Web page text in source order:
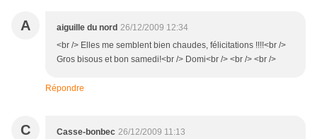
A aiguille du nord 26/12/2009 12:34
<br /> Elles me semblent bien chaudes, félicitations !!!!<br />
Gros bisous et bon samedi!<br /> Domi<br /> <br /> <br />
Répondre
C Casse-bonbec 26/12/2009 11:13